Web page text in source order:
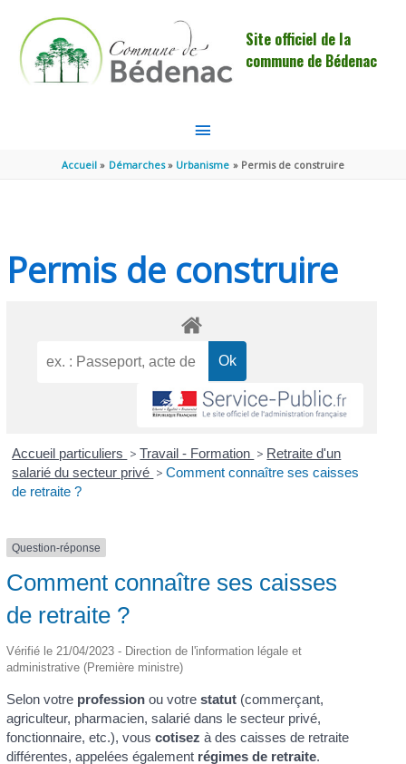
Site officiel de la
commune de Bédenac
MENU
PRINCIPAL
Accueil Démarches Urbanisme Permis de construire
Permis de construire
Accueil particuliers > Travail - Formation > Retraite d'un
salarié du secteur privé > Comment connaître ses caisses
de retraite ?
Question-réponse
Comment connaître ses caisses
de retraite ?
Vérifié le 21/04/2023 - Direction de l'information légale et
administrative (Première ministre)
Selon votre professionou votre statut(commerçant,
agriculteur, pharmacien, salarié dans le secteur privé,
fonctionnaire, etc.), vous cotisez à des caisses de retraite
différentes, appelées également régimes de retraite.